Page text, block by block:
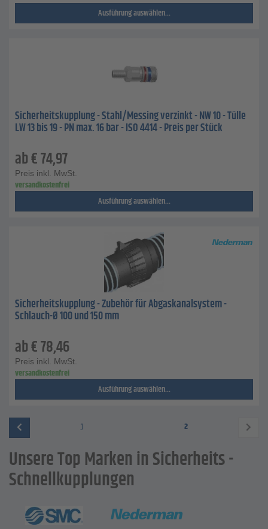
Ausführung auswählen...
Sicherheitskupplung - Stahl/Messing verzinkt - NW 10 - Tülle
LW 13 bis 19 - PN max. 16 bar - ISO 4414 - Preis per Stück
ab€74,97
Preis inkl. MwSt.
versandkostenfrei
Ausführung auswählen...
Sicherheitskupplung - Zubehör für Abgaskanalsystem -
Schlauch-Ø 100 und 150 mm
ab€78,46
Preis inkl. MwSt.
versandkostenfrei
Ausführung auswählen...
1 2
Unsere Top Marken in Sicherheits -
Schnellkupplungen